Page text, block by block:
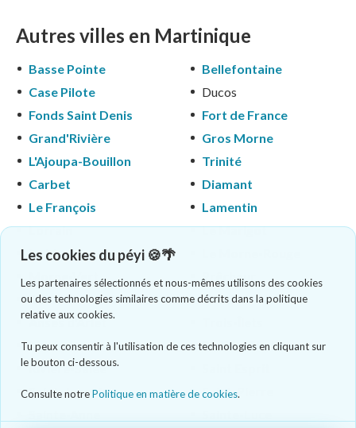
Les cookies du péyi 🍪🌴
Les partenaires sélectionnés et nous-mêmes utilisons des cookies
ou des technologies similaires comme décrits dans la politique
relative aux cookies.
Tu peux consentir à l'utilisation de ces technologies en cliquant sur
le bouton ci-dessous.
Consulte notrePolitique en matière de cookies.
Autres villes en Martinique
Basse Pointe
Bellefontaine
Case Pilote
Ducos
Fonds Saint Denis
Fort de France
Grand'Rivière
Gros Morne
L'Ajoupa-Bouillon
Trinité
Carbet
Diamant
Le François
Lamentin
Lorrain
Le Marigot
Le Marin
Morne-Vert
Prêcheur
Robert
Vauclin
Anses d'Arlet
Macouba
Rivière-Pilote
Rivière-Salée
Saint-Joseph
Saint-Pierre